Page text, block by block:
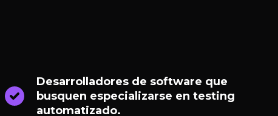
Desarrolladores de software que
busquen especializarse en testing
automatizado.